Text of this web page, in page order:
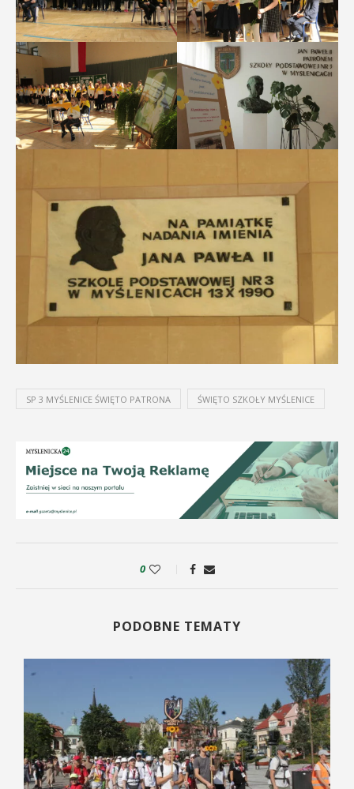
SP 3 MYŚLENICE ŚWIĘTO PATRONA ŚWIĘTO SZKOŁY MYŚLENICE
0
PODOBNE TEMATY